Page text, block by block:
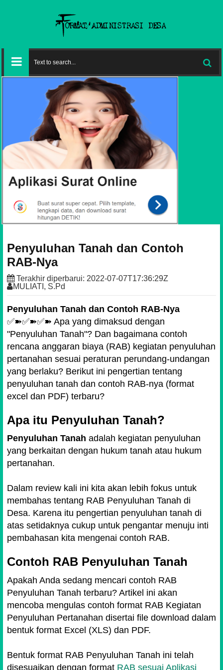
Penyuluhan Tanah dan Contoh
RAB-Nya
Terakhir diperbarui: 2022-07-07T17:36:29Z
MULIATI, S.Pd
Penyuluhan Tanah dan Contoh RAB-Nya
✅➽✅➽✅➽ Apa yang dimaksud dengan
"Penyuluhan Tanah"? Dan bagaimana contoh
rencana anggaran biaya (RAB) kegiatan penyuluhan
pertanahan sesuai peraturan perundang-undangan
yang berlaku? Berikut ini pengertian tentang
penyuluhan tanah dan contoh RAB-nya (format
excel dan PDF) terbaru?
Apa itu Penyuluhan Tanah?
Penyuluhan Tanah adalah kegiatan penyuluhan
yang berkaitan dengan hukum tanah atau hukum
pertanahan.
Dalam review kali ini kita akan lebih fokus untuk
membahas tentang RAB Penyuluhan Tanah di
Desa. Karena itu pengertian penyuluhan tanah di
atas setidaknya cukup untuk pengantar menuju inti
pembahasan kita mengenai contoh RAB.
Contoh RAB Penyuluhan Tanah
Apakah Anda sedang mencari contoh RAB
Penyuluhan Tanah terbaru? Artikel ini akan
mencoba mengulas contoh format RAB Kegiatan
Penyuluhan Pertanahan disertai file download dalam
bentuk format Excel (XLS) dan PDF.
Bentuk format RAB Penyuluhan Tanah ini telah
disesuaikan dengan format RAB sesuai Aplikasi